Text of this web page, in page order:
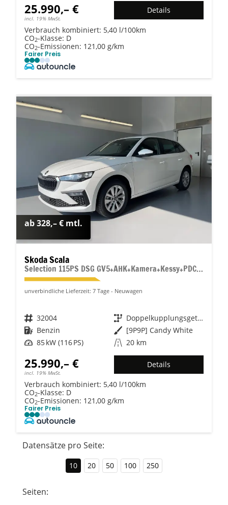
25.990,– €
incl. 19% MwSt.
Details
Verbrauch kombiniert: 5,40 l/100km
CO2-Klasse: D
CO2-Emissionen: 121,00 g/km
Fairer Preis
ab 328,– € mtl.
Skoda Scala
Selection 115PS DSG GV5+AHK+Kamera+Kessy+PDC+Sitzheiz+Alu16+Climatronic
unverbindliche Lieferzeit: 7 Tage Neuwagen
Fahrzeugnr. 32004 Getriebe
Doppelkupplungsgetriebe (DSG)
Kraftstoff Benzin Außenfarbe [9P9P] Candy White
Leistung 85 kW (116 PS) Kilometerstand 20 km
25.990,– €
incl. 19% MwSt.
Details
Verbrauch kombiniert: 5,40 l/100km
CO2-Klasse: D
CO2-Emissionen: 121,00 g/km
Fairer Preis
Datensätze pro Seite:
10 20 50 100 250
Seiten: